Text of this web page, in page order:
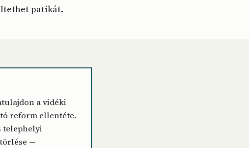
patikát.
a vidéki
reform ellentéte.
telephelyi
—